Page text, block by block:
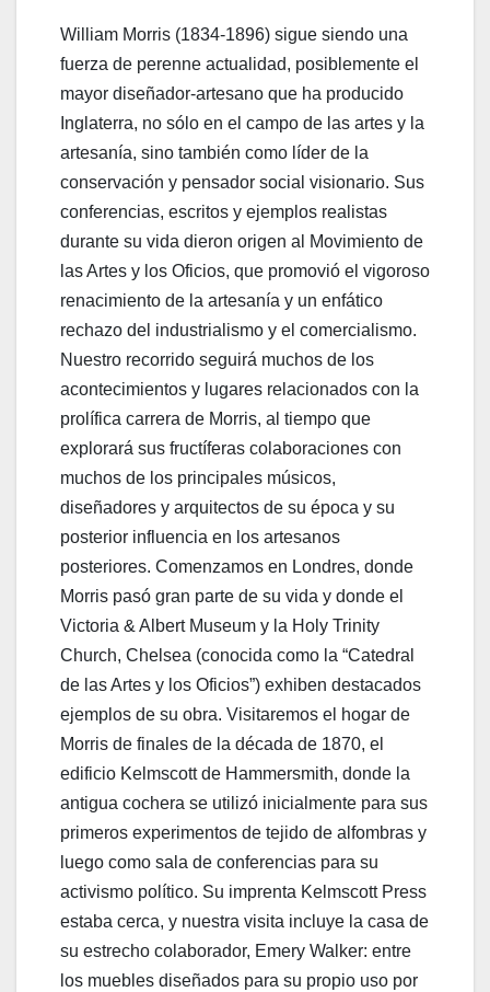
William Morris (1834-1896) sigue siendo una
fuerza de perenne actualidad, posiblemente el
mayor diseñador-artesano que ha producido
Inglaterra, no sólo en el campo de las artes y la
artesanía, sino también como líder de la
conservación y pensador social visionario. Sus
conferencias, escritos y ejemplos realistas
durante su vida dieron origen al Movimiento de
las Artes y los Oficios, que promovió el vigoroso
renacimiento de la artesanía y un enfático
rechazo del industrialismo y el comercialismo.
Nuestro recorrido seguirá muchos de los
acontecimientos y lugares relacionados con la
prolífica carrera de Morris, al tiempo que
explorará sus fructíferas colaboraciones con
muchos de los principales músicos,
diseñadores y arquitectos de su época y su
posterior influencia en los artesanos
posteriores. Comenzamos en Londres, donde
Morris pasó gran parte de su vida y donde el
Victoria & Albert Museum y la Holy Trinity
Church, Chelsea (conocida como la “Catedral
de las Artes y los Oficios”) exhiben destacados
ejemplos de su obra. Visitaremos el hogar de
Morris de finales de la década de 1870, el
edificio Kelmscott de Hammersmith, donde la
antigua cochera se utilizó inicialmente para sus
primeros experimentos de tejido de alfombras y
luego como sala de conferencias para su
activismo político. Su imprenta Kelmscott Press
estaba cerca, y nuestra visita incluye la casa de
su estrecho colaborador, Emery Walker: entre
los muebles diseñados para su propio uso por